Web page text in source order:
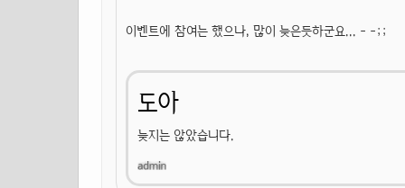
이벤트에 참여는 했으나, 많이 늦은듯하군요... - -;;
도아
늦지는 않았습니다.